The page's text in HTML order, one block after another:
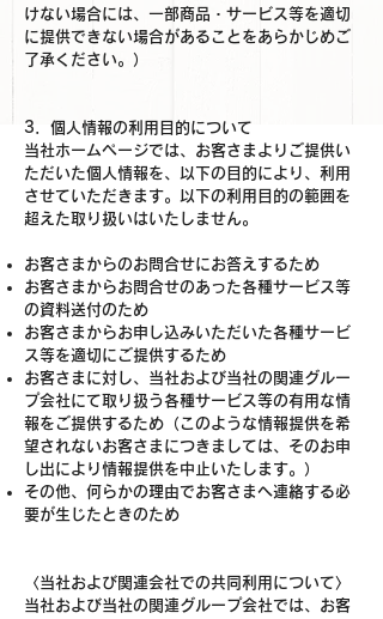
けない場合には、一部商品・サービス等を適切
に提供できない場合があることをあらかじめご
了承ください。）
3．個人情報の利用目的について
当社ホームページでは、お客さまよりご提供い
ただいた個人情報を、以下の目的により、利用
させていただきます。以下の利用目的の範囲を
超えた取り扱いはいたしません。
お客さまからのお問合せにお答えするため
お客さまからお問合せのあった各種サービス等
の資料送付のため
お客さまからお申し込みいただいた各種サービ
ス等を適切にご提供するため
お客さまに対し、当社および当社の関連グルー
プ会社にて取り扱う各種サービス等の有用な情
報をご提供するため（このような情報提供を希
望されないお客さまにつきましては、そのお申
し出により情報提供を中止いたします。）
その他、何らかの理由でお客さまへ連絡する必
要が生じたときのため
〈当社および関連会社での共同利用について〉
当社および当社の関連グループ会社では、お客